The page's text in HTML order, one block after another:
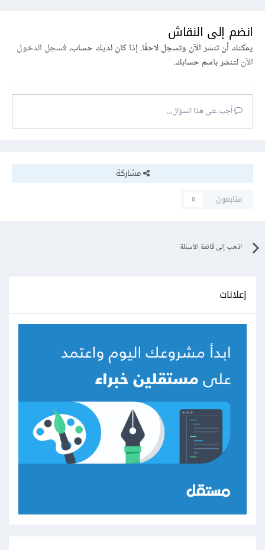
انضم إلى النقاش
يمكنك أن تنشر الآن وتسجل لاحقًا. إذا كان لديك حساب،فسجل الدخول
الآنلتنشر باسم حسابك.
أجب على هذا السؤال...
مشاركة
متابعون
0
اذهب إلى قائمة الأسئلة
إعلانات